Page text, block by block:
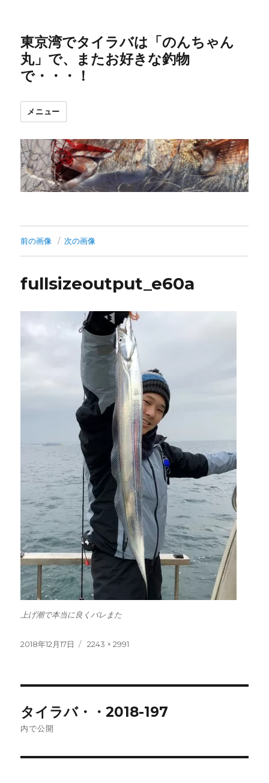
東京湾でタイラバは「のんちゃん
丸」で、またお好きな釣物
で・・・！
メニュー
前の画像 次の画像
fullsizeoutput_e60a
上げ潮で本当に良くバレまた
投
2018年12月17日
フ
2243 × 2991
稿
タイラバ・・2018-197
内で公開